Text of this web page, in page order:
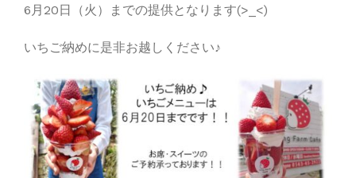
6月20日（火）までの提供となります(>_<)
いちご納めに是非お越しください♪